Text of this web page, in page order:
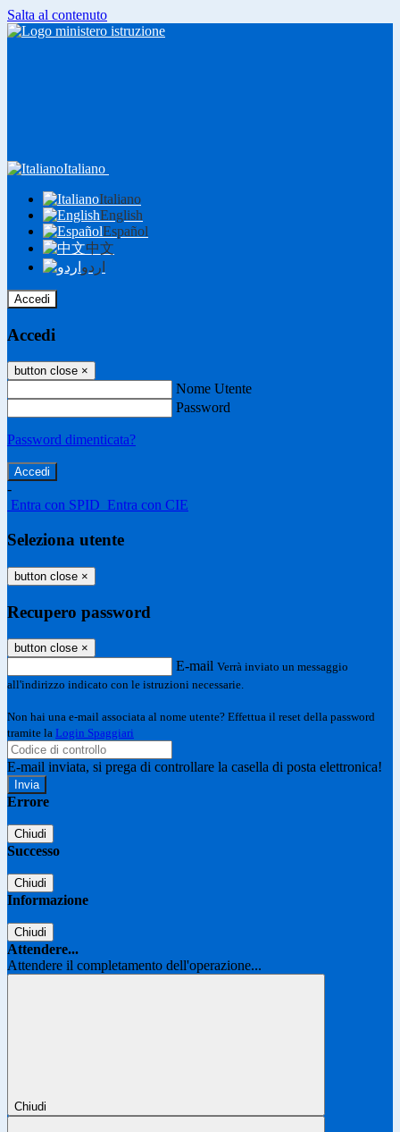
Salta al contenuto
Italiano
Italiano
English
Español
中文
اردو
Accedi
Accedi
button close ×
Nome Utente
Password
Password dimenticata?
-
Entra con SPID Entra con CIE
Seleziona utente
button close ×
Recupero password
button close ×
E-mail Verrà inviato un messaggio
all'indirizzo indicato con le istruzioni necessarie.
Non hai una e-mail associata al nome utente? Effettua il reset della password
tramite la Login Spaggiari
E-mail inviata, si prega di controllare la casella di posta elettronica!
Errore
Chiudi
Successo
Chiudi
Informazione
Chiudi
Attendere...
Attendere il completamento dell'operazione...
Chiudi